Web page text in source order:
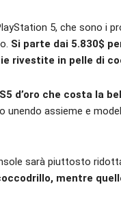
5, che sono i
Si parte dai 5.830$
rivestite in pelle di
d’oro che costa la
unendo assieme e
sarà piuttosto
mentre